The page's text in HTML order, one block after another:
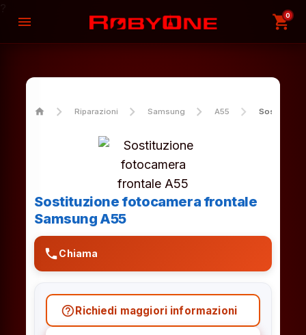
menu shopping_cart
0
home Riparazioni Samsung A55
Sostituzione fotocamera frontale
Samsung A55
phoneChiama
help_outlineRichiedi maggiori informazioni